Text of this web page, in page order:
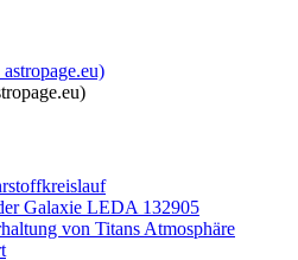
Galaxie LEDA 132905
von Titans Atmosphäre